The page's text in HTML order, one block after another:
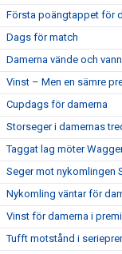
Första poängtappet för
Dags för match
Damerna vände och
Vinst – Men en sämre
Cupdags för damerna
Storseger i damernas
Taggat lag möter
Seger mot nykomlingen
Nykomling väntar för
Vinst för damerna i
Tufft motstånd i